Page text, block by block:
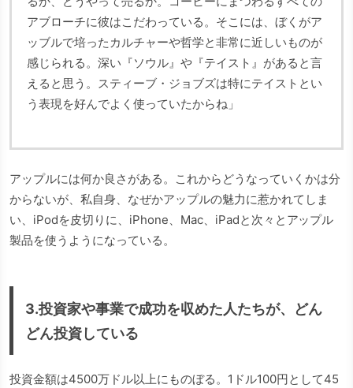
アブローチに彼はこだわっている。そこには、ぼくがア
ッブルで培ったカルチャーや哲学と非常に近しいものが
感じられる。深い『ソウル』や『テイスト』があると言
えると思う。スティーブ・ジョブズは特にテイストとい
う表現を好んでよく使っていたからね」
アップルには何か良さがある。これからどうなっていくかは分
からないが、私自身、なぜかアップルの魅力に惹かれてしま
い、iPodを皮切りに、iPhone、Mac、iPadと次々とアップル
製品を使うようになっている。
3.投資家や事業で成功を収めた人たちが、どん
どん投資している
投資金額は4500万ドル以上にものぼる。1ドル100円として45